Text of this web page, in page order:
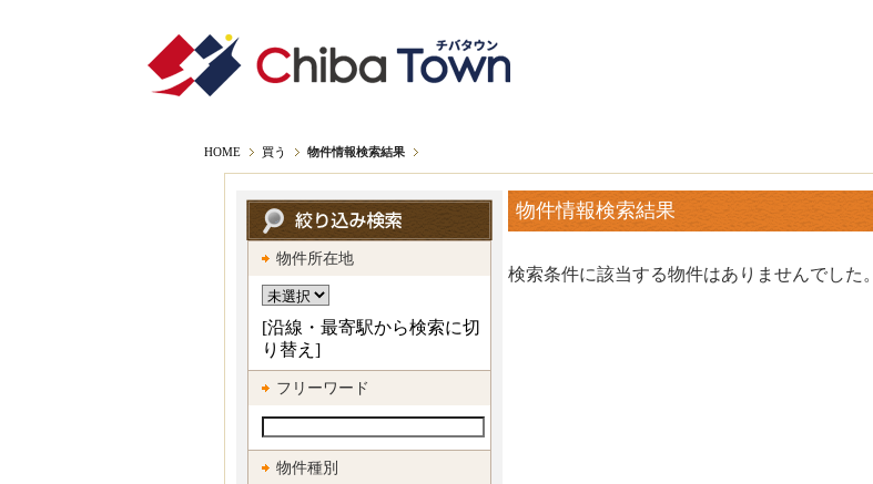
HOME 買う 物件情報検索結果
物件所在地
[沿線・最寄駅から検索に切
り替え]
フリーワード
物件種別
物件情報検索結果
検索条件に該当する物件はありませんでした。